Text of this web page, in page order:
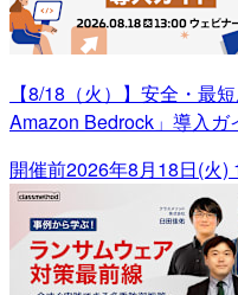
【8/18（火）】安全・最
Amazon Bedrock」導入ガ
開催前2026年8月18日(火)